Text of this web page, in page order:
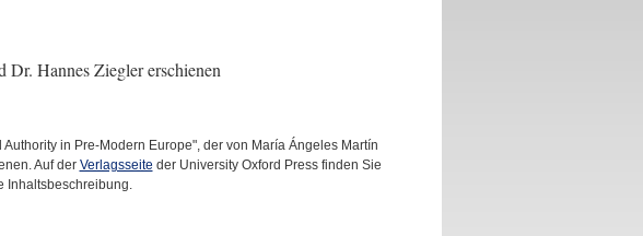
Hannes Ziegler erschienen
in Pre-Modern Europe", der von María Ángeles Martín
Auf der Verlagsseite der University Oxford Press finden Sie
Inhaltsbeschreibung.